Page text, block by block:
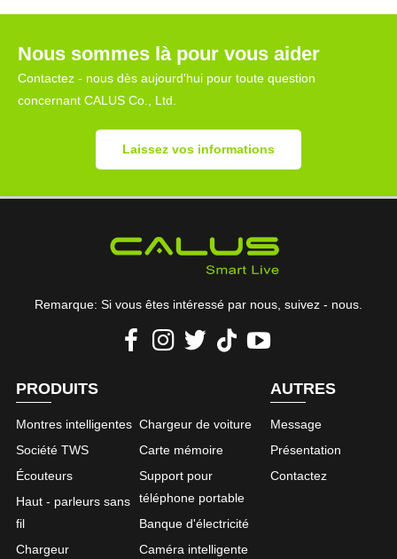
Nous sommes là pour vous aider
Contactez - nous dès aujourd'hui pour toute question
concernant CALUS Co., Ltd.
Laissez vos informations
Remarque: Si vous êtes intéressé par nous, suivez - nous.
PRODUITS
Montres intelligentes
Société TWS
Écouteurs
Haut - parleurs sans
fil
Chargeur
Chargeur de voiture
Carte mémoire
Support pour
téléphone portable
Banque d'électricité
Caméra intelligente
AUTRES
Message
Présentation
Contactez